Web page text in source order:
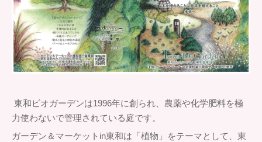
東和ビオガーデンは1996年に創られ、農薬や化学肥料を極
力使わないで管理されている庭です。
ガーデン＆マーケットin東和は「植物」をテーマとして、東